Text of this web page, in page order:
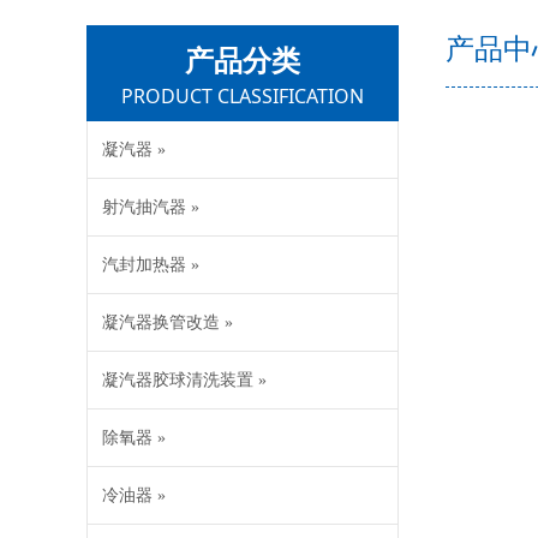
产品
凝汽器 »
射汽抽汽器 »
汽封加热器 »
凝汽器换管改造 »
凝汽器胶球清洗装置 »
除氧器 »
冷油器 »
产品分类
PRODUCT CLASSIFICATION